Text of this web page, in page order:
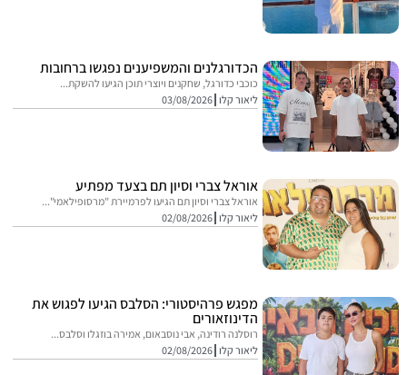
הכדורגלנים והמשפיענים נפגשו ברחובות
כוכבי כדורגל, שחקנים ויוצרי תוכן הגיעו להשקת...
ליאור קלו 03/08/2026
אוראל צברי וסיון תם בצעד מפתיע
אוראל צברי וסיון תם הגיעו לפרמיירת "מרסופילאמי"...
ליאור קלו 02/08/2026
מפגש פרהיסטורי: הסלבס הגיעו לפגוש את
הדינוזאורים
רוסלנה רודינה, אבי נוסבאום, אמירה בוזגלו וסלבס...
ליאור קלו 02/08/2026